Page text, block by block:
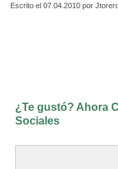
Escrito el 07.04.2010 por
¿Te gustó? Ahora
Sociales